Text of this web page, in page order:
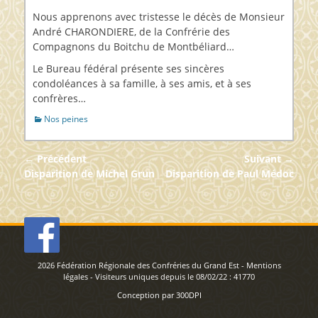
Nous apprenons avec tristesse le décès de Monsieur
André CHARONDIERE, de la Confrérie des
Compagnons du Boitchu de Montbéliard…
Le Bureau fédéral présente ses sincères
condoléances à sa famille, à ses amis, et à ses
confrères…
Catégories
Nos peines
Navigation
de
l’article
← Précédent
Article
précédent :
Disparition de Michel Grun
Suivant →
Article
suivant :
Disparition de Paul Médoc
2026 Fédération Régionale des Confréries du Grand Est- Mentions
légales - Visiteurs uniques depuis le 08/02/22 : 41770
Conception par300DPI